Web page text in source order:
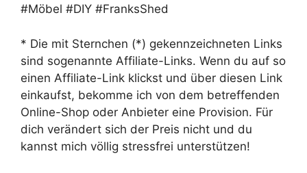
#Möbel #DIY #FranksShed
* Die mit Sternchen (*) gekennzeichneten Links
sind sogenannte Affiliate-Links. Wenn du auf so
einen Affiliate-Link klickst und über diesen Link
einkaufst, bekomme ich von dem betreffenden
Online-Shop oder Anbieter eine Provision. Für
dich verändert sich der Preis nicht und du
kannst mich völlig stressfrei unterstützen!